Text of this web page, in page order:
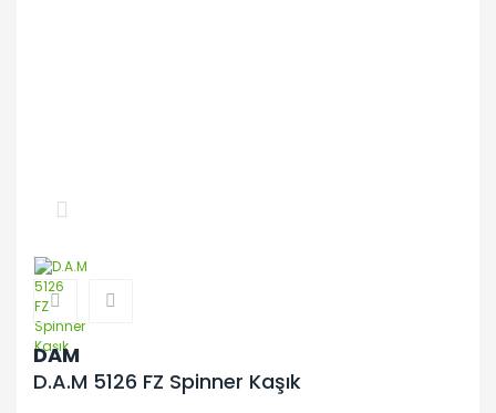
DAM
D.A.M 5126 FZ Spinner Kaşık